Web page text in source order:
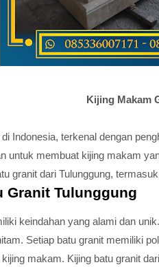
Kijing Makam
Indonesia, terkenal dengan
untuk membuat kijing makam
granit dari Tulunggung,
Granit Tulunggung
keindahan yang alami dan
Setiap batu granit memiliki
makam. Kijing batu granit